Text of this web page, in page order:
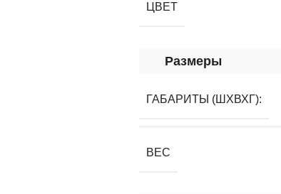
ЦВЕТ
Размеры
ГАБАРИТЫ (ШХВХГ):
ВЕС